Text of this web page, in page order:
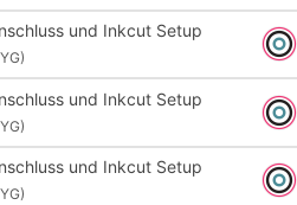
und Inkcut Setup
und Inkcut Setup
und Inkcut Setup